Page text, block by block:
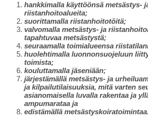
hankkimalla käyttöönsä metsästys-
riistanhoitoalueita;
suorittamalla riistanhoitotöitä;
valvomalla metsästys- ja
tapahtuvaa metsästystä;
seuraamalla toimialueensa
huolehtimalla luonnonsuojeluun
toimista;
kouluttamalla jäseniään;
järjestämällä metsästys- ja
ja kilpailutilaisuuksia, mitä varten
asianomaisella luvalla rakentaa ja
ampumarataa ja
edistämällä metsästyskoiratoimintaa.